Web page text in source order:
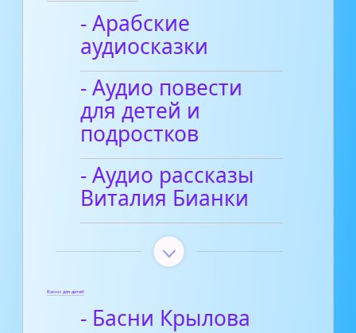
- Арабские
аудиосказки
- Аудио повести
для детей и
подростков
- Аудио рассказы
Виталия Бианки
Басни для детей
- Басни Крылова